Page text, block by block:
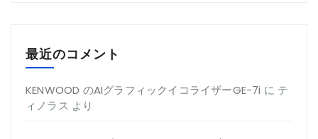
最近のコメント
KENWOOD のAIグラフィックイコライザーGE-7i に テ
ィノラス より